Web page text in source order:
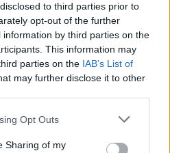
to third parties prior to
opt-out of the further
by third parties on the
This information may
parties on the IAB’s List of
may further disclose it to other
app uses one or more Google
behaviour. You may click to
Opt Outs
Sharing of my